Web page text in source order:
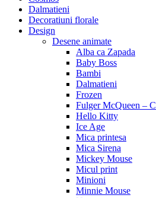
Dalmatieni
Decoratiuni florale
Design
Desene animate
Alba ca Zapada
Baby Boss
Bambi
Dalmatieni
Frozen
Fulger McQueen –
Hello Kitty
Ice Age
Mica printesa
Mica Sirena
Mickey Mouse
Micul print
Minioni
Minnie Mouse